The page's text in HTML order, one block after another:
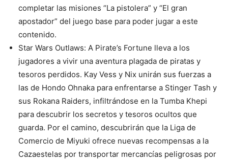
completar las misiones “La pistolera” y “El gran
apostador” del juego base para poder jugar a este
contenido.
Star Wars Outlaws: A Pirate’s Fortune lleva a los
jugadores a vivir una aventura plagada de piratas y
tesoros perdidos. Kay Vess y Nix unirán sus fuerzas a
las de Hondo Ohnaka para enfrentarse a Stinger Tash y
sus Rokana Raiders, infiltrándose en la Tumba Khepi
para descubrir los secretos y tesoros ocultos que
guarda. Por el camino, descubrirán que la Liga de
Comercio de Miyuki ofrece nuevas recompensas a la
Cazaestelas por transportar mercancías peligrosas por